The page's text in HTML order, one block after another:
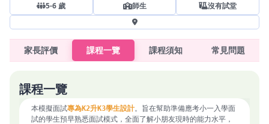
5-6 歲 師生 沒有試堂
家長評價 課程一覽 課程須知 常見問題
課程一覽
本模擬面試專為K2升K3學生設計。旨在幫助準備應考小一入學面
試的學生預早熟悉面試模式，全面了解小朋友現時的能力水平，